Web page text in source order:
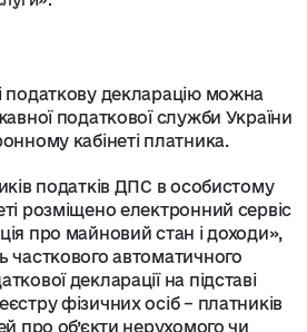
податкову декларацію можна
податкової служби України
кабінеті платника.
податків ДПС в особистому
розміщено електронний сервіс
про майновий стан і доходи»,
часткового автоматичного
декларації на підставі
фізичних осіб – платників
про об’єкти нерухомого чи